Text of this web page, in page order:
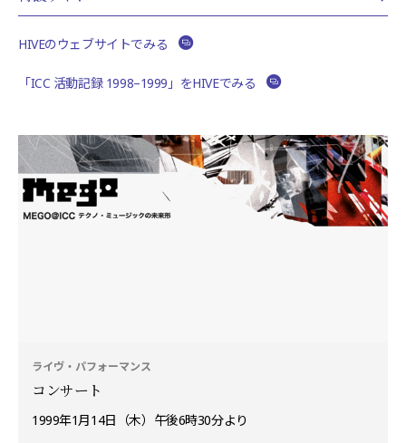
HIVEのウェブサイトでみる
「ICC 活動記録 1998–1999」をHIVEでみる
ライヴ・パフォーマンス
コンサート
1999年1月14日（木）午後6時30分より